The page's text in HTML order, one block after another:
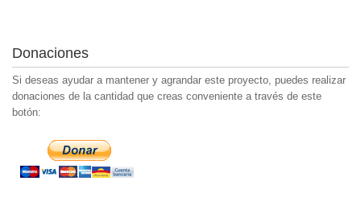
Donaciones
Si deseas ayudar a mantener y agrandar este proyecto, puedes realizar
donaciones de la cantidad que creas conveniente a través de este
botón: